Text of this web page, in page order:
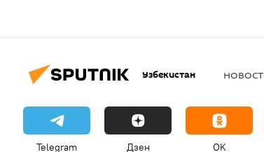
Узбекистан
Telegram Дзен OK